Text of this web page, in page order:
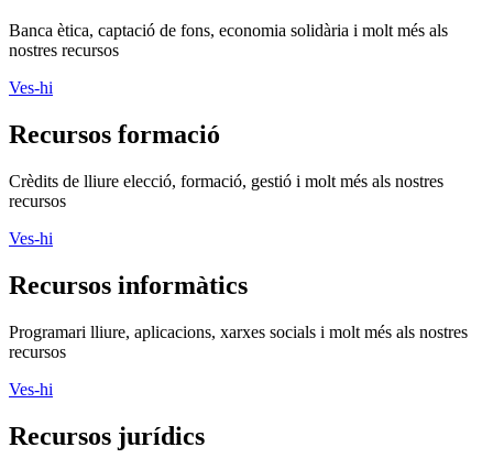
Banca ètica, captació de fons, economia solidària i molt més als
nostres recursos
Ves-hi
Recursos formació
Crèdits de lliure elecció, formació, gestió i molt més als nostres
recursos
Ves-hi
Recursos informàtics
Programari lliure, aplicacions, xarxes socials i molt més als nostres
recursos
Ves-hi
Recursos jurídics